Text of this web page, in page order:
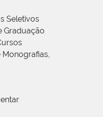
Seletivos
Graduação